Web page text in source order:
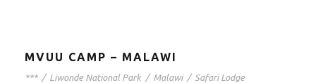
MVUU CAMP – MALAWI
*** / Liwonde National Park / Malawi / Safari Lodge